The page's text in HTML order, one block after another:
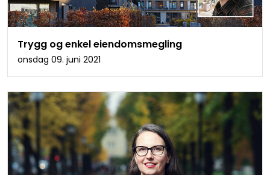
Trygg og enkel eiendomsmegling
onsdag 09. juni 2021